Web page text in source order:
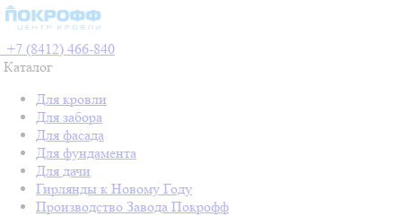
+7 (8412) 466-840
Каталог
Для кровли
Для забора
Для фасада
Для фундамента
Для дачи
Гирлянды к Новому Году
Производство Завода Покрофф